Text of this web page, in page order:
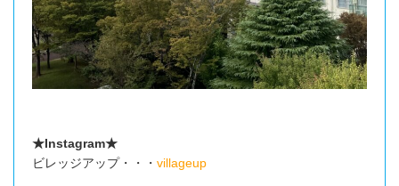
★Instagram★
ビレッジアップ・・・ villageup